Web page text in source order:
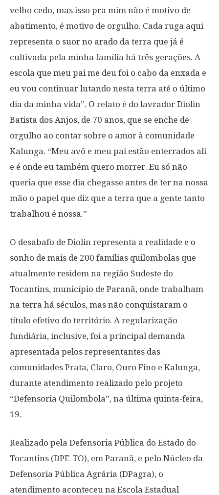
velho cedo, mas isso pra mim não é motivo de
abatimento, é motivo de orgulho. Cada ruga aqui
representa o suor no arado da terra que já é
cultivada pela minha família há três gerações. A
escola que meu pai me deu foi o cabo da enxada e
eu vou continuar lutando nesta terra até o último
dia da minha vida”. O relato é do lavrador Diolin
Batista dos Anjos, de 70 anos, que se enche de
orgulho ao contar sobre o amor à comunidade
Kalunga. “Meu avô e meu pai estão enterrados ali
e é onde eu também quero morrer. Eu só não
queria que esse dia chegasse antes de ter na nossa
mão o papel que diz que a terra que a gente tanto
trabalhou é nossa.”
O desabafo de Diolin representa a realidade e o
sonho de mais de 200 famílias quilombolas que
atualmente residem na região Sudeste do
Tocantins, município de Paranã, onde trabalham
na terra há séculos, mas não conquistaram o
título efetivo do território. A regularização
fundiária, inclusive, foi a principal demanda
apresentada pelos representantes das
comunidades Prata, Claro, Ouro Fino e Kalunga,
durante atendimento realizado pelo projeto
“Defensoria Quilombola”, na última quinta-feira,
19.
Realizado pela Defensoria Pública do Estado do
Tocantins (DPE-TO), em Paranã, e pelo Núcleo da
Defensoria Pública Agrária (DPagra), o
atendimento aconteceu na Escola Estadual